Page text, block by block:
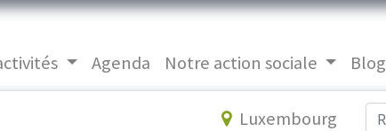
Agenda Notre action sociale Blog
Luxembourg